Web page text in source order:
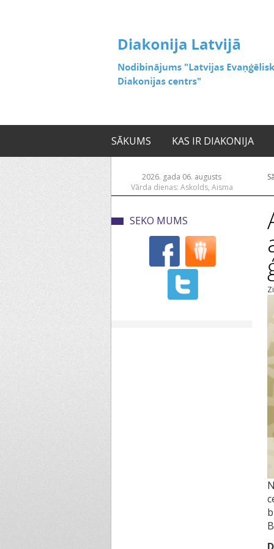
SĀKUMS KAS IR DIAKONIJA
2026. gada 06. augusts
Vārda dienas: Askolds, Aisma
SEKO MUMS